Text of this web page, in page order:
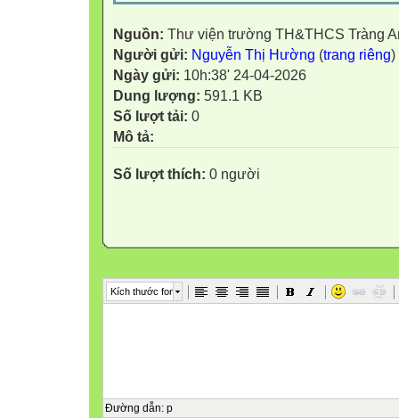
Nguồn: Thư viện trường TH&THCS Tràng
Người gửi: Nguyễn Thị Hường (trang riêng)
Ngày gửi: 10h:38' 24-04-2026
Dung lượng: 591.1 KB
Số lượt tải: 0
Mô tả:
Số lượt thích: 0 người
Kích thước font
Đường dẫn: p